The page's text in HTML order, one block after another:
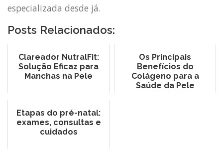
especializada desde já.
Posts Relacionados:
Clareador NutralFit:
Solução Eficaz para
Manchas na Pele
Os Principais
Benefícios do
Colágeno para a
Saúde da Pele
Etapas do pré-natal:
exames, consultas e
cuidados